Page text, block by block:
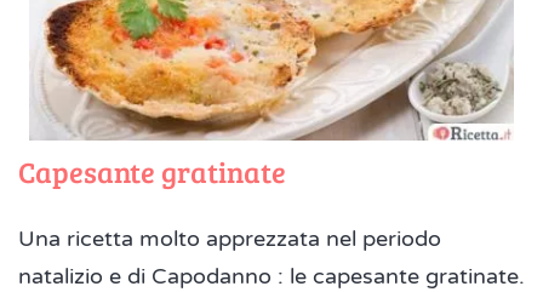
Capesante gratinate
Una ricetta molto apprezzata nel periodo
natalizio e di Capodanno : le capesante gratinate.